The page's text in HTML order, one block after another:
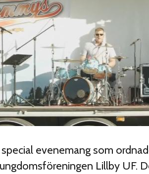
evenemang som
Lillby UF.